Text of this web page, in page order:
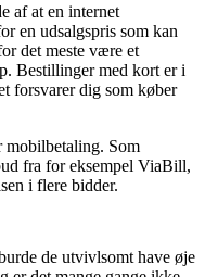
af at en internet
en udsalgspris som kan
det meste være et
Bestillinger med kort er i
forsvarer dig som køber
mobilbetaling. Som
fra for eksempel ViaBill,
i flere bidder.
de utvivlsomt have øje